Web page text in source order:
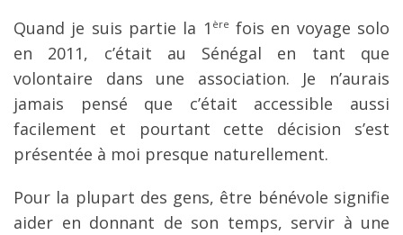
Quand je suis partie la 1 ère fois en voyage solo
en 2011, c’était au Sénégal en tant que
volontaire dans une association. Je n’aurais
jamais pensé que c’était accessible aussi
facilement et pourtant cette décision s’est
présentée à moi presque naturellement.
Pour la plupart des gens, être bénévole signifie
aider en donnant de son temps, servir à une